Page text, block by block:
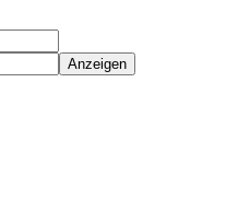
Anzeigen